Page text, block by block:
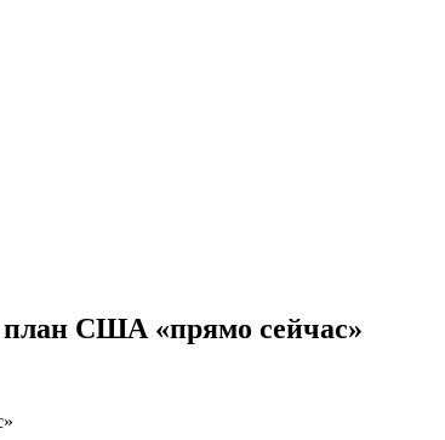
США «прямо сейчас»